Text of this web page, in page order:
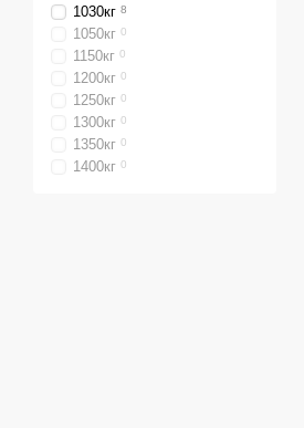
1030кг 8
1050кг 0
1150кг 0
1200кг 0
1250кг 0
1300кг 0
1350кг 0
1400кг 0